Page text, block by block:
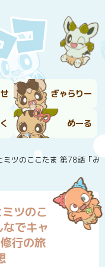
ぎゃらりー
めーる
ミツのここたま 第78話「
ツのこ
でキャ
行の旅